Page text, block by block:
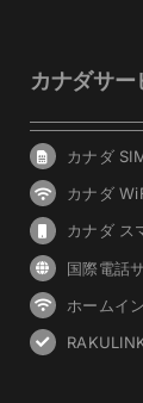
カナダサー
カナダ
カナダ
カナダ ス
国際電話
ホームイ